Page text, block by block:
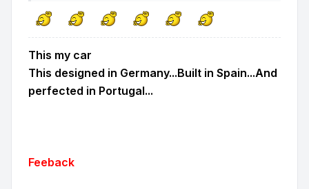
This my car
This designed in Germany...Built in Spain...And
perfected in Portugal...
Feeback